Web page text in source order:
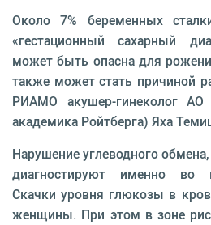
Около 7% беременных
«гестационный сахарный
может быть опасна для
также может стать причиной
РИАМО акушер-гинеколог АО
академика Ройтберга) Яха
Нарушение углеводного
диагностируют именно во
Скачки уровня глюкозы в
женщины. При этом в зоне